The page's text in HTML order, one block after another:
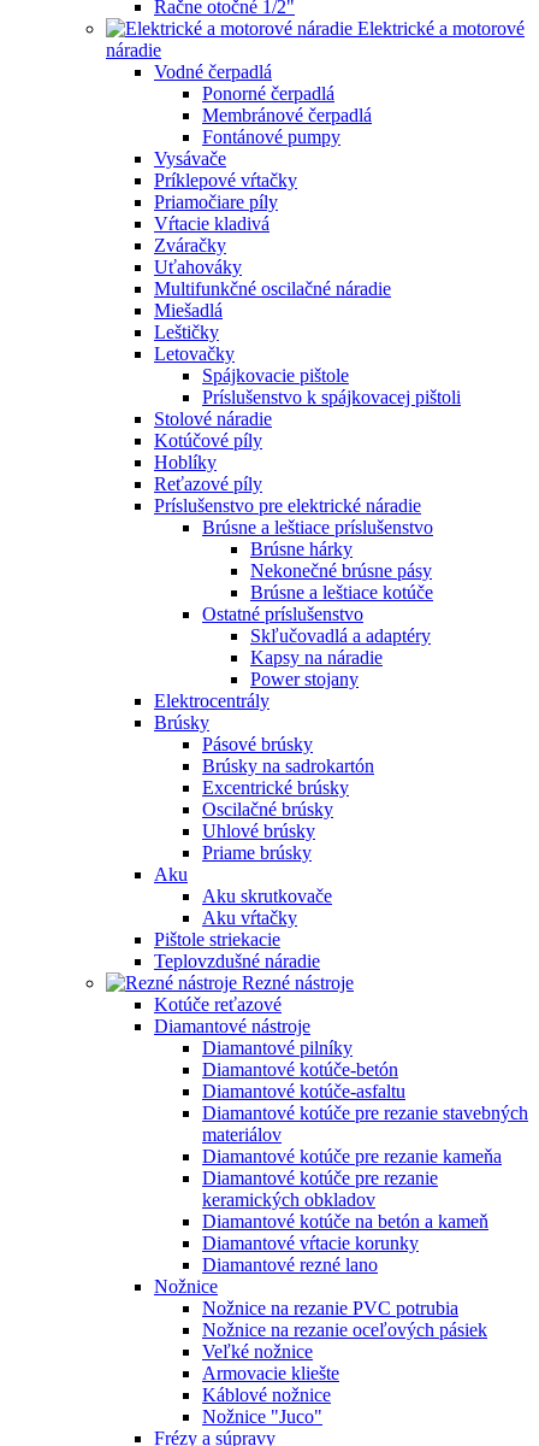
Račne otočné 1/2"
Elektrické a motorové
náradie
Vodné čerpadlá
Ponorné čerpadlá
Membránové čerpadlá
Fontánové pumpy
Vysávače
Príklepové vŕtačky
Priamočiare píly
Vŕtacie kladivá
Zváračky
Uťahováky
Multifunkčné oscilačné náradie
Miešadlá
Leštičky
Letovačky
Spájkovacie pištole
Príslušenstvo k spájkovacej pištoli
Stolové náradie
Kotúčové píly
Hoblíky
Reťazové píly
Príslušenstvo pre elektrické náradie
Brúsne a leštiace príslušenstvo
Brúsne hárky
Nekonečné brúsne pásy
Brúsne a leštiace kotúče
Ostatné príslušenstvo
Skľučovadlá a adaptéry
Kapsy na náradie
Power stojany
Elektrocentrály
Brúsky
Pásové brúsky
Brúsky na sadrokartón
Excentrické brúsky
Oscilačné brúsky
Uhlové brúsky
Priame brúsky
Aku
Aku skrutkovače
Aku vŕtačky
Pištole striekacie
Teplovzdušné náradie
Rezné nástroje
Kotúče reťazové
Diamantové nástroje
Diamantové pilníky
Diamantové kotúče-betón
Diamantové kotúče-asfaltu
Diamantové kotúče pre rezanie stavebných
materiálov
Diamantové kotúče pre rezanie kameňa
Diamantové kotúče pre rezanie
keramických obkladov
Diamantové kotúče na betón a kameň
Diamantové vŕtacie korunky
Diamantové rezné lano
Nožnice
Nožnice na rezanie PVC potrubia
Nožnice na rezanie oceľových pásiek
Veľké nožnice
Armovacie kliešte
Káblové nožnice
Nožnice "Juco"
Frézy a súpravy